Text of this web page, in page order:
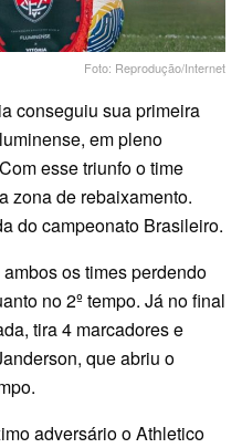
Foto: Reprodução/Internet
conseguiu sua primeira
em pleno
esse triunfo o time
zona de rebaixamento.
do campeonato Brasileiro.
os times perdendo
no 2º tempo. Já no final
tira 4 marcadores e
que abriu o
adversário o Athletico